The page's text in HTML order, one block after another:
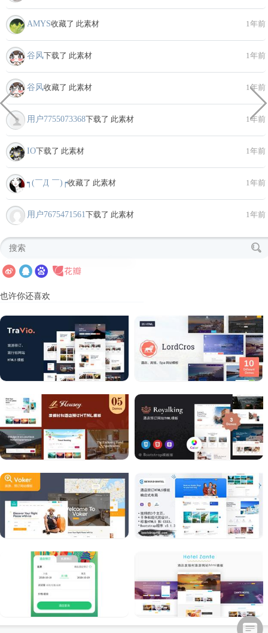
AMYS收藏了 此素材 1年前
谷风下载了 此素材 1年前
谷风收藏了 此素材 1年前
用户7755073368下载了 此素材 1年前
IO下载了 此素材 1年前
┑(￣Д ￣)┍收藏了 此素材 1年前
用户7675471561 下载了 此素材 1年前
也许你还喜欢